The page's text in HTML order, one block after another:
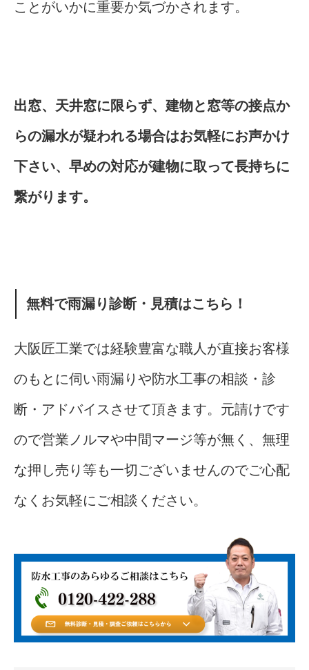
ことがいかに重要か気づかされます。
出窓、天井窓に限らず、建物と窓等の接点か
らの漏水が疑われる場合はお気軽にお声かけ
下さい、早めの対応が建物に取って長持ちに
繋がります。
無料で雨漏り診断・見積はこちら！
大阪匠工業では経験豊富な職人が直接お客様
のもとに伺い雨漏りや防水工事の相談・診
断・アドバイスさせて頂きます。元請けです
ので営業ノルマや中間マージ等が無く、無理
な押し売り等も一切ございませんのでご心配
なくお気軽にご相談ください。